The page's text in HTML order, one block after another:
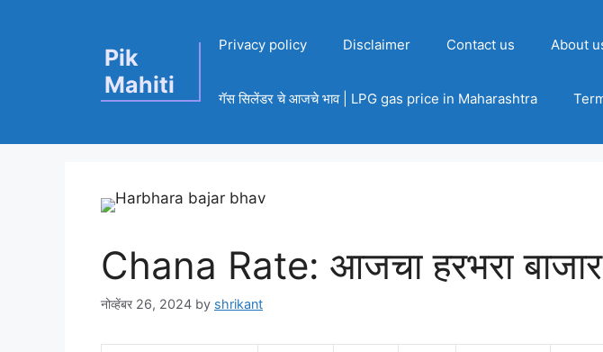
Pik
Mahiti
Privacy policy Disclaimer Contact us About
गॅस सिलेंडर चे आजचे भाव | LPG gas price in Maharashtra
Chana Rate: आजचा हरभरा
नोव्हेंबर 26, 2024 by shrikant